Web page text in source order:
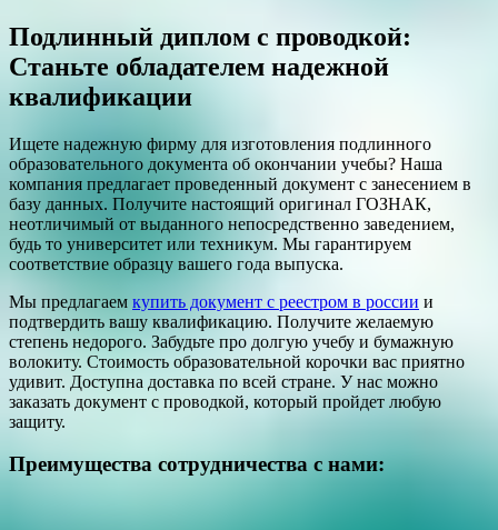
Подлинный диплом с проводкой:
Станьте обладателем надежной
квалификации
Ищете надежную фирму для изготовления подлинного
образовательного документа об окончании учебы? Наша
компания предлагает проведенный документ с занесением в
базу данных. Получите настоящий оригинал ГОЗНАК,
неотличимый от выданного непосредственно заведением,
будь то университет или техникум. Мы гарантируем
соответствие образцу вашего года выпуска.
Мы предлагаем купить документ с реестром в россии и
подтвердить вашу квалификацию. Получите желаемую
степень недорого. Забудьте про долгую учебу и бумажную
волокиту. Стоимость образовательной корочки вас приятно
удивит. Доступна доставка по всей стране. У нас можно
заказать документ с проводкой, который пройдет любую
защиту.
Преимущества сотрудничества с нами: